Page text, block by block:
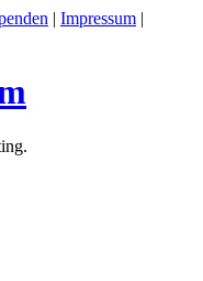
| Impressum |